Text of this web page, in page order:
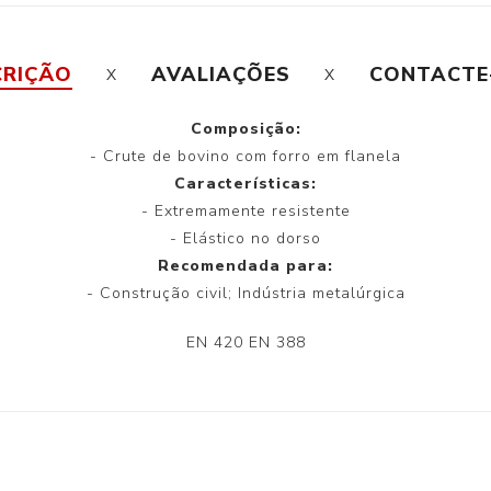
AVALIAÇÕES
Composição:
- Crute de bovino com forro em flanela
Características:
- Extremamente resistente
- Elástico no dorso
Recomendada para:
- Construção civil; Indústria metalúrgica
EN 420 EN 388